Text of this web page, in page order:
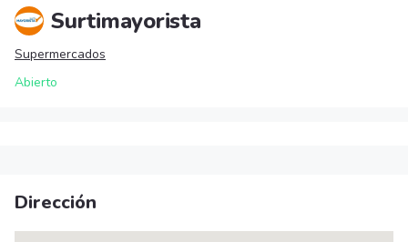
Surtimayorista
Supermercados
Abierto
Dirección